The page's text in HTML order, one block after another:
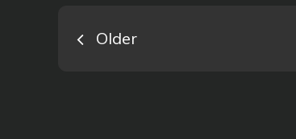
Navigation
Older